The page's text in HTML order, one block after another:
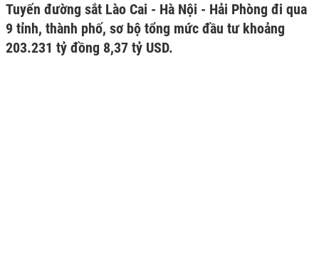
Tuyến đường sắt Lào Cai - Hà Nội - Hải Phòng đi qua
9 tỉnh, thành phố, sơ bộ tổng mức đầu tư khoảng
203.231 tỷ đồng 8,37 tỷ USD.